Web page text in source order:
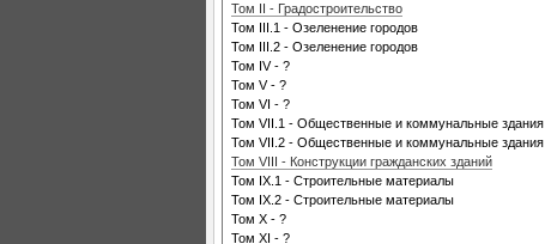
Том II - Градостроительство
Том III.1 - Озеленение городов
Том III.2 - Озеленение городов
Том IV - ?
Том V - ?
Том VI - ?
Том VII.1 - Общественные и коммунальные здания
Том VII.2 - Общественные и коммунальные здания
Том VIII - Конструкции гражданских зданий
Том IX.1 - Строительные материалы
Том IX.2 - Строительные материалы
Том X - ?
Том XI - ?